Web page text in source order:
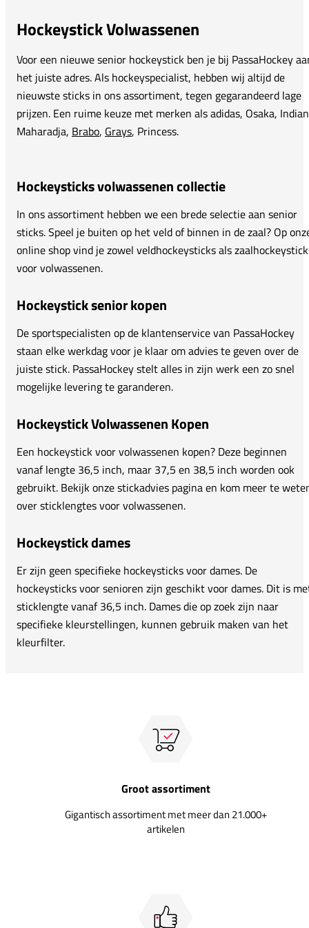
Hockeystick Volwassenen
Voor een nieuwe senior hockeystick ben je bij PassaHockey
het juiste adres. Als hockeyspecialist, hebben wij altijd de
nieuwste sticks in ons assortiment, tegen gegarandeerd lage
prijzen. Een ruime keuze met merken als adidas, Osaka, Indian
Maharadja, Brabo, Grays, Princess.
Hockeysticks volwassenen collectie
In ons assortiment hebben we een brede selectie aan senior
sticks. Speel je buiten op het veld of binnen in de zaal? Op
online shop vind je zowel veldhockeysticks als
voor volwassenen.
Hockeystick senior kopen
De sportspecialisten op de klantenservice van PassaHockey
staan elke werkdag voor je klaar om advies te geven over de
juiste stick. PassaHockey stelt alles in zijn werk een zo snel
mogelijke levering te garanderen.
Hockeystick Volwassenen Kopen
Een hockeystick voor volwassenen kopen? Deze beginnen
vanaf lengte 36,5 inch, maar 37,5 en 38,5 inch worden ook
gebruikt. Bekijk onze stickadvies pagina en kom meer te
over sticklengtes voor volwassenen.
Hockeystick dames
Er zijn geen specifieke hockeysticks voor dames. De
hockeysticks voor senioren zijn geschikt voor dames. Dit is
sticklengte vanaf 36,5 inch. Dames die op zoek zijn naar
specifieke kleurstellingen, kunnen gebruik maken van het
kleurfilter.
Groot assortiment
Gigantisch assortiment met meer dan 21.000+
artikelen